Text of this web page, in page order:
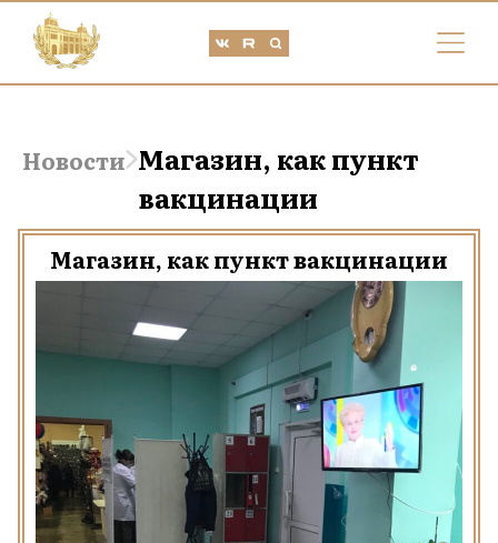
Новости Магазин, как пункт
вакцинации
Магазин, как пункт вакцинации